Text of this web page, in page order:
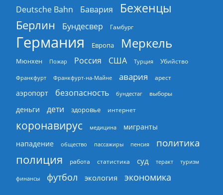
Deutsche Bahn Бавария
Беженцы
Берлин
Бундесвер Гамбург
Германия Европа Меркель
Мюнхен Пожар Россия США Турция Убийство
Франкфурт Франкфурт-на-Майне авария арест
аэропорт безопасность бундестаг выборы
деньги дети здоровье интернет
коронавирус медицина
мигранты
нападение
общество пассажиры пенсия политика
полиция работа статистика суд теракт туризм
финансы футбол экология экономика